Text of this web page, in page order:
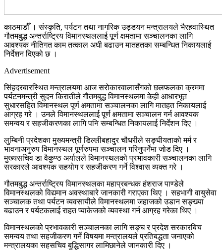
काठमाडौँ । संस्कृति, पर्यटन तथा नागरिक उड्डयन मन्त्रालयले भैरहवास्थित
गौतमबुद्ध अन्तर्राष्ट्रिय विमानस्थललाई पूर्ण क्षमतामा सञ्चालनका लागि
आवश्यक नीतिगत काम तत्काल अघी बढाउन मातहतका सम्बन्धित निकायलाई
निर्देशन दिएको छ ।
Advertisement
सिंहदरबारस्थित मन्त्रालयमा आज सरोकारवालासँगको छलफलका क्रममा
पर्यटनमन्त्री सुदन किरातीले गौतमबुद्ध विमानस्थलमा केही आधारभूत
सुधारसहित विमानस्थल पूर्ण क्षमतामा सञ्चालनका लागि मातहत निकायलाई
आग्रह गरे । उनले विमानस्थललाई पूर्ण क्षमतामा सञ्चालन गर्न आवश्यक
समन्वय र सहजीकरणका लागि पनि सम्बन्धित निकायलाई निर्देशन दिए ।
लुम्बिनी प्रदेशका मुख्यमन्त्री डिल्लीबहादुर चौधरीले सङ्घीयताको मर्म र
भावनाअनुरुप विमानस्थल पूर्णरुपमा सञ्चालन गरिनुपर्नेमा जोड दिए ।
मुख्यसचिव डा वैकुण्ठ अर्यालले विमानस्थलको प्रभावकारी सञ्चालनका लागि
सरकारले आवश्यक सहयोग र सहजीकरण गर्ने विश्वास व्यक्त गरे ।
गौतमबुद्ध अन्तर्राष्ट्रिय विमानस्थलका महाप्रबन्धक हंशराज पाण्डेले
विमानस्थलको विद्यमान अवस्थाबारे जानकारी गराएका थिए । सहभागी वायुसेवा
सञ्चालक तथा पर्यटन व्यवसायीले विमानस्थलमा जहाजको उडान सङ्ख्या
बढाउन र पर्यटकलाई राहत प्याकेजको व्यवस्था गर्न आग्रह गरेका थिए ।
विमानस्थलको प्रभावकारी सञ्चालनका लागि सङ्घ र प्रदेश सरकारबिच
समन्वय तथा सहजीकरण गर्ने विषयमा मन्त्रालयले प्रतिबद्धता जनाएको
मन्त्रालयका सहसचिव बुद्धिसागर लामिछानेले जानकारी दिए ।